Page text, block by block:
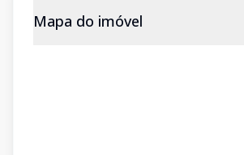
Mapa do imóvel